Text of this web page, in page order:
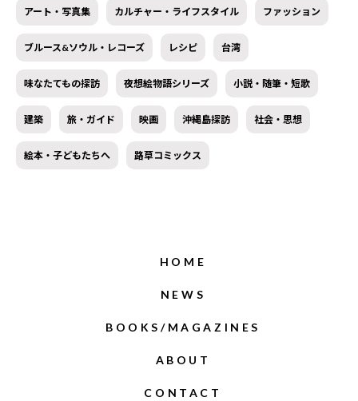
アート・写真集 カルチャー・ライフスタイル ファッション
ブルース&ソウル・レコーズ レシピ 台湾
味なたてもの探訪 夜想絵物語シリーズ 小説・随筆・短歌
建築 旅・ガイド 映画 沖縄島探訪 社会・思想
絵本・子どもたちへ 路草コミックス
HOME
NEWS
BOOKS/MAGAZINES
ABOUT
CONTACT